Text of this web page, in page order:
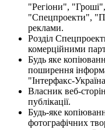
"Регіони",
"Спецпроекти",
реклами.
Розділ
комерційними
Будь яке
поширення
"Інтерфакс-
Власник веб-
публікації.
Будь-яке
фотографічних